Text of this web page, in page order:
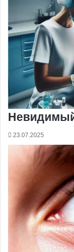
23.07.2025